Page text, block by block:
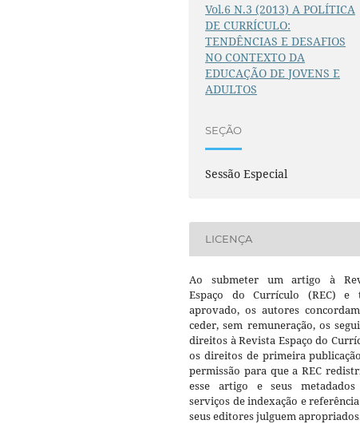
Vol.6 N.3 (2013) A POLÍTICA
DE CURRÍCULO:
TENDÊNCIAS E DESAFIOS
NO CONTEXTO DA
EDUCAÇÃO DE JOVENS E
ADULTOS
SEÇÃO
Sessão Especial
LICENÇA
Ao submeter um artigo à
Espaço do Currículo (REC) e
aprovado, os autores
ceder, sem remuneração, os
direitos à Revista Espaço do
os direitos de primeira
permissão para que a REC
esse artigo e seus metadados
serviços de indexação e
seus editores julguem